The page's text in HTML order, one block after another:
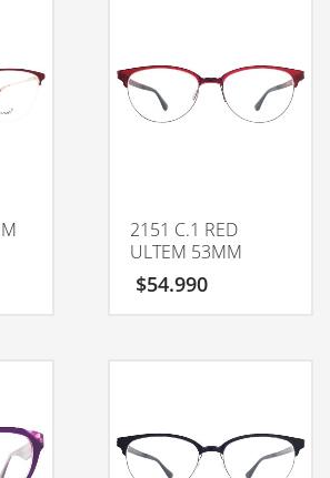
2151 C.1 RED
ULTEM 53MM
$54.990